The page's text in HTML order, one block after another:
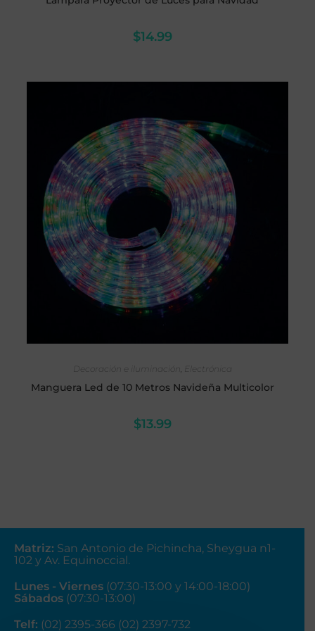
$14.99
Decoración e iluminación
Electrónica
Manguera Led de 10 Metros Navideña Multicolor
$13.99
Matriz: San Antonio de Pichincha, Sheygua n1-
102 y Av. Equinoccial.
Lunes - Viernes (07:30-13:00 y 14:00-18:00)
Sábados (07:30-13:00)
Telf: (02) 2395-366 (02) 2397-732